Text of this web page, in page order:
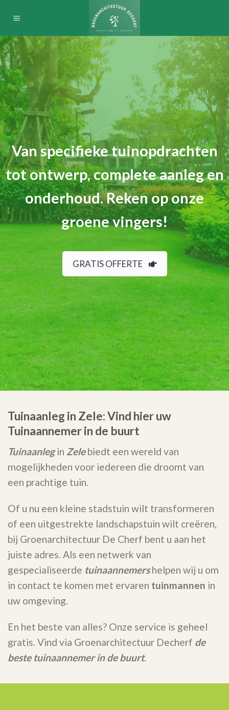
Van specifieke tuinopdrachten
tot ontwerp, complete aanleg en
onderhoud. Reken op onze
groene vingers!
GRATIS OFFERTE
Tuinaanleg in Zele: Vind hier uw
Tuinaannemer in de buurt
Tuinaanlegin Zelebiedt een wereld van
mogelijkheden voor iedereen die droomt van
een prachtige tuin.
Of u nu een kleine stadstuin wilt transformeren
of een uitgestrekte landschapstuin wilt creëren,
bij Groenarchitectuur De Cherf bent u aan het
juiste adres. Als een netwerk van
gespecialiseerde tuinaannemershelpen wij u om
in contact te komen met ervaren tuinmannen in
uw omgeving.
En het beste van alles? Onze service is geheel
gratis. Vind via Groenarchitectuur Decherf de
beste tuinaannemer in de buurt.